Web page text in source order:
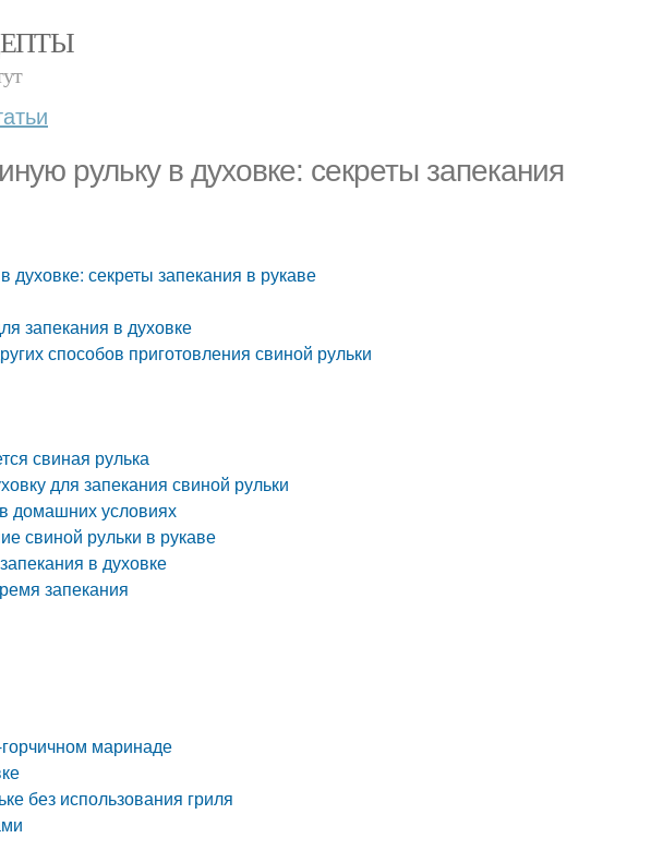
рульку в духовке: секреты запекания
духовке: секреты запекания в рукаве
запекания в духовке
способов приготовления свиной рульки
свиная рулька
для запекания свиной рульки
домашних условиях
свиной рульки в рукаве
в духовке
запекания
маринаде
без использования гриля